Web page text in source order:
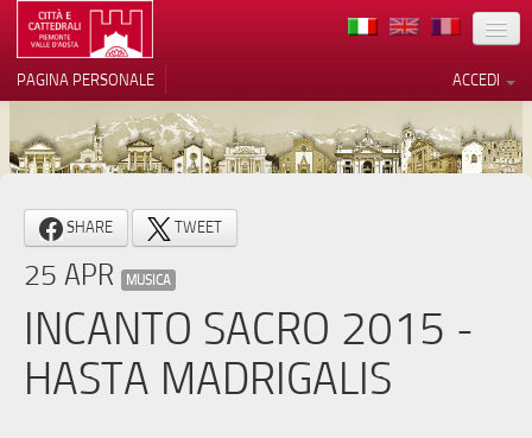
TERRITORIO
ARCHITETTURE
MUSEI
ITINERARI
EVENTI
ACCEDI
PAGINA PERSONALE
SHARE TWEET
25 APR MUSICA
INCANTO SACRO 2015 -
HASTA MADRIGALIS
Informativa sulla raccolta
Le tue preferenze relative alla